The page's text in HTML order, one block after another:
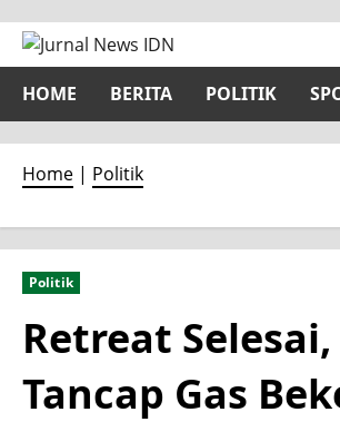
Skip
to
content
HOME BERITA POLITIK
Home | Politik
Politik
Retreat
Tancap Gas